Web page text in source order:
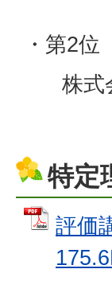
・第2位
株式
特定
評価